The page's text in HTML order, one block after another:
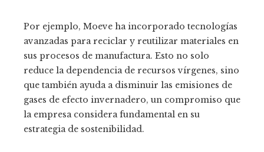
Por ejemplo, Moeve ha incorporado tecnologías
avanzadas para reciclar y reutilizar materiales en
sus procesos de manufactura. Esto no solo
reduce la dependencia de recursos vírgenes, sino
que también ayuda a disminuir las emisiones de
gases de efecto invernadero, un compromiso que
la empresa considera fundamental en su
estrategia de sostenibilidad.